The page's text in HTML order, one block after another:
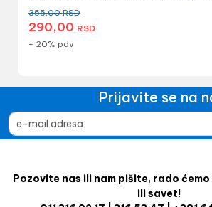
355,00RSD
290,00 RSD
+ 20% pdv
Prijavite se na
Pozovite nas ili nam pišite, rado
ili savet!